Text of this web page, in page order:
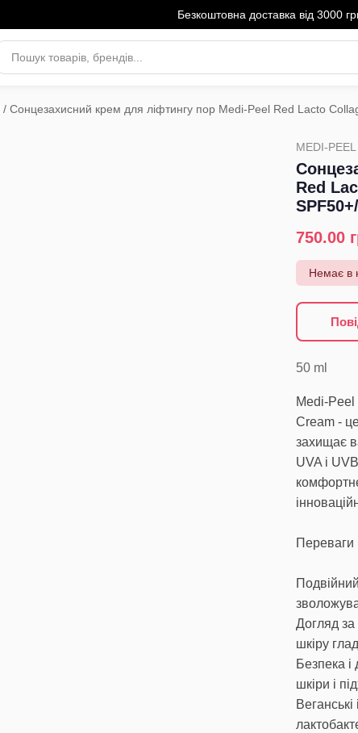
Безкоштовна доставка від 3000
/ Сонцезахисний крем для ліфтингу пор Medi-Peel Red Lacto
2
MEDI-PEEL
Red
750.00
Немає в
50 ml
Medi-
Cream -
захищає
UVA і
Переваги
Догляд
шкіру
Безпека
шкіри і